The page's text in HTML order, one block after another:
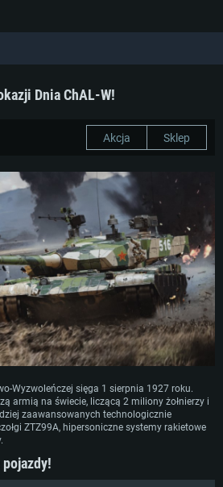
Dnia ChAL-W!
Akcja Sklep
Wyzwoleńczej sięga 1 sierpnia 1927 roku.
armią na świecie, liczącą 2 miliony żołnierzy i
zaawansowanych technologicznie
ZTZ99A, hipersoniczne systemy rakietowe